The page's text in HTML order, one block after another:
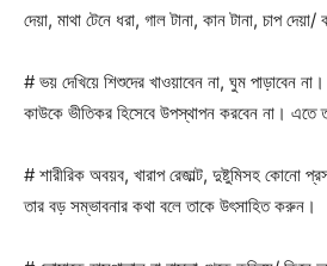
দেয়া, মাথা টেনে ধরা, গাল টানা, কান টানা, চাপ
# ভয় দেখিয়ে শিশুদের খাওয়াবেন না, ঘুম পাড়াবেন
কাউকে ভীতিকর হিসেবে উপস্থাপন করবেন না। এতে
# শারীরিক অবয়ব, খারাপ রেজাল্ট, দুষ্টুমিসহ কোনো
তার বড় সম্ভাবনার কথা বলে তাকে উৎসাহিত করুন।